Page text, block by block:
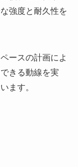
強度と耐久性を
ースの計画によ
きる動線を実
ます。